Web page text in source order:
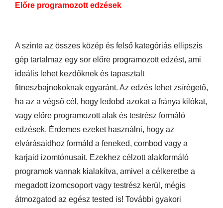
Előre programozott edzések
A szinte az összes közép és felső kategóriás ellipszis
gép tartalmaz egy sor előre programozott edzést, ami
ideális lehet kezdőknek és tapasztalt
fitneszbajnokoknak egyaránt. Az edzés lehet zsírégető,
ha az a végső cél, hogy ledobd azokat a fránya kilókat,
vagy előre programozott alak és testrész formáló
edzések. Érdemes ezeket használni, hogy az
elvárásaidhoz formáld a feneked, combod vagy a
karjaid izomtónusait. Ezekhez célzott alakformáló
programok vannak kialakítva, amivel a célkeretbe a
megadott izomcsoport vagy testrész kerül, mégis
átmozgatod az egész tested is! További gyakori